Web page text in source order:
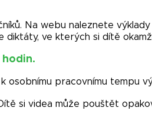
Na webu naleznete
diktáty, ve kterých si dítě
osobnímu pracovnímu tempu
si videa může pouštět